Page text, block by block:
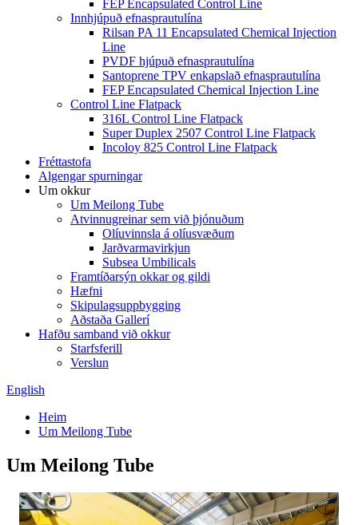
FEP Encapsulated Control Line
Innhjúpuð efnasprautulína
Rilsan PA 11 Encapsulated Chemical Injection
Line
PVDF hjúpuð efnasprautulína
Santoprene TPV enkapslað efnasprautulína
FEP Encapsulated Chemical Injection Line
Control Line Flatpack
316L Control Line Flatpack
Super Duplex 2507 Control Line Flatpack
Incoloy 825 Control Line Flatpack
Fréttastofa
Algengar spurningar
Um okkur
Um Meilong Tube
Atvinnugreinar sem við þjónuðum
Olíuvinnsla á olíusvæðum
Jarðvarmavirkjun
Subsea Umbilicals
Framtíðarsýn okkar og gildi
Hæfni
Skipulagsuppbygging
Aðstaða Gallerí
Hafðu samband við okkur
Starfsferill
Verslun
English
Heim
Um Meilong Tube
Um Meilong Tube